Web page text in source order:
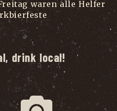
waren alle Helfer
...
drink local!